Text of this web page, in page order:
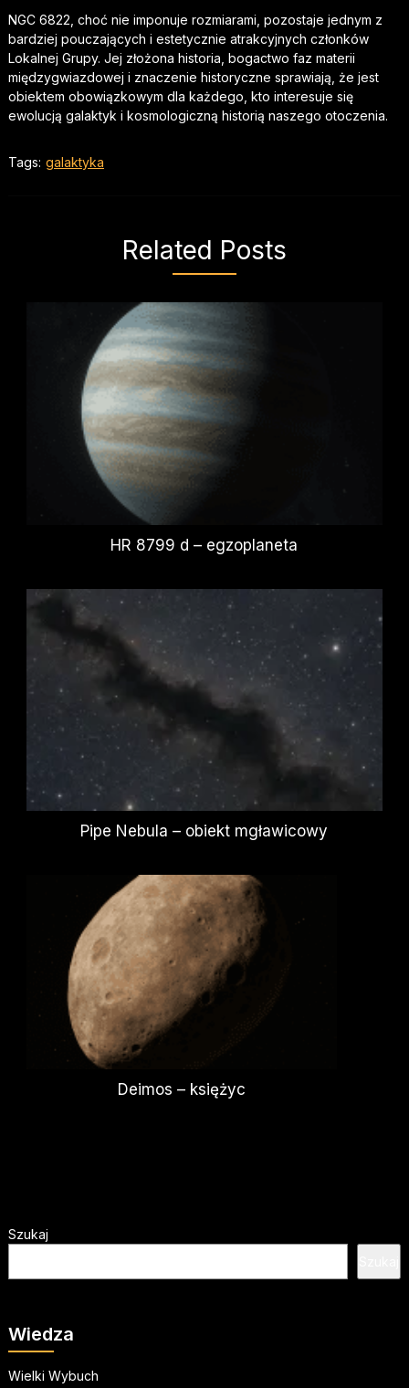
NGC 6822, choć nie imponuje rozmiarami, pozostaje jednym z
bardziej pouczających i estetycznie atrakcyjnych członków
Lokalnej Grupy. Jej złożona historia, bogactwo faz materii
międzygwiazdowej i znaczenie historyczne sprawiają, że jest
obiektem obowiązkowym dla każdego, kto interesuje się
ewolucją galaktyk i kosmologiczną historią naszego otoczenia.
Tags: galaktyka
Related Posts
HR 8799 d – egzoplaneta
Pipe Nebula – obiekt mgławicowy
Deimos – księżyc
Szukaj
Wiedza
Wielki Wybuch